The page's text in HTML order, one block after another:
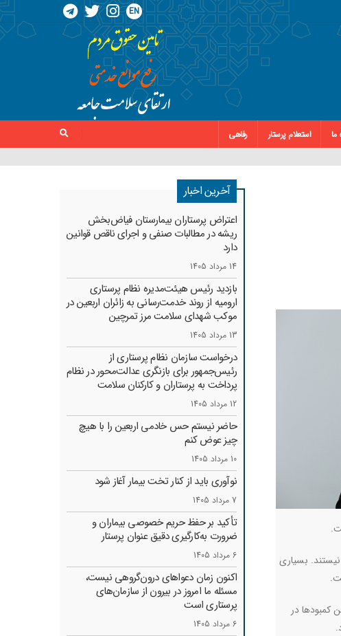
EN
ما استعلام پرستار
رفاهی
.
بسیاری
.
در
.
آخرین اخبار
اعتراض پرستاران بیمارستان فیاض‌بخش
ریشه در مطالبات صنفی و اجرای ناقص قوانین
دارد
14 مرداد 1405
بازدید رئیس هیئت‌مدیره نظام پرستاری
ارومیه از روند خدمت‌رسانی به زائران اربعین در
موکب شهدای سلامت مرز تمرچین
13 مرداد 1405
درخواست سازمان نظام پرستاری از
رئیس‌جمهور برای بازنگری عدالت‌محور در نظام
پرداخت به پرستاران و کارکنان سلامت
12 مرداد 1405
حاضر نیستم حس خادمی اربعین را با هیچ
چیز عوض کنم
10 مرداد 1405
نوآوری باید از کنار تخت بیمار آغاز شود
7 مرداد 1405
تأکید بر حفظ حریم خصوصی بیماران و
ضرورت به‌کارگیری دقیق عنوان پرستار
6 مرداد 1405
اکنون زمان دعواهای درون‌گروهی نیست،
مسئله ما امروز در بیرون از سازمان‌های
پرستاری است
6 مرداد 1405